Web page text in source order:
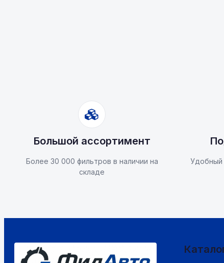
Большой ассортимент
Более 30 000 фильтров в наличии на
складе
Удобный